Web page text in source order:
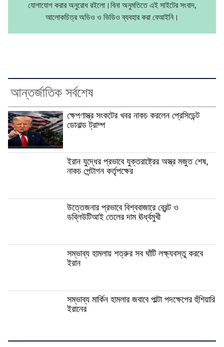
যোগাযোগ করার অনুরোধ রইলো।বিনা অনুমতিতে এই সাইটের সংবাদ,
আলোকচিত্র অডিও ও ভিডিও ব্যবহার করা বেআইনি।
আন্তর্জাতিক সর্বশেষ
ক্ষেপণাস্ত্র সংকটের খবর নাকচ করলেন প্রেসিডেন্ট
ডোনাল্ড ট্রাম্প
ইরান যুদ্ধের প্রভাবে যুক্তরাষ্ট্রের অস্ত্র মজুত শেষ,
নাকচ পেন্টাগন কর্তৃপক্ষের
উত্তেজনার প্রভাবে বিশ্ববাজারে ব্রেন্ট ও
ডব্লিউটিআই তেলের দাম ঊর্ধ্বমুখী
সম্ভাব্য হামলায় শত্রুর সব ঘাঁটি লক্ষ্যবস্তু করবে
ইরান
সম্ভাব্য মার্কিন হামলার জবাবে পাল্টা পদক্ষেপের হুঁশিয়ারি
ইরানের